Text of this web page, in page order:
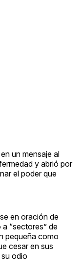
un mensaje al
y abrió por
el poder que
en oración de
“sectores” de
pequeña como
cesar en sus
odio